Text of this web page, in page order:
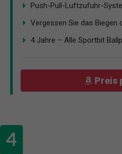
Push-Pull-Luftzufuhr-
Vergessen Sie das Biegen
4 Jahre – Alle Sportbit
Preis